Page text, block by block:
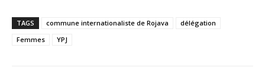
TAGS commune internationaliste de Rojava
délégation
Femmes
YPJ